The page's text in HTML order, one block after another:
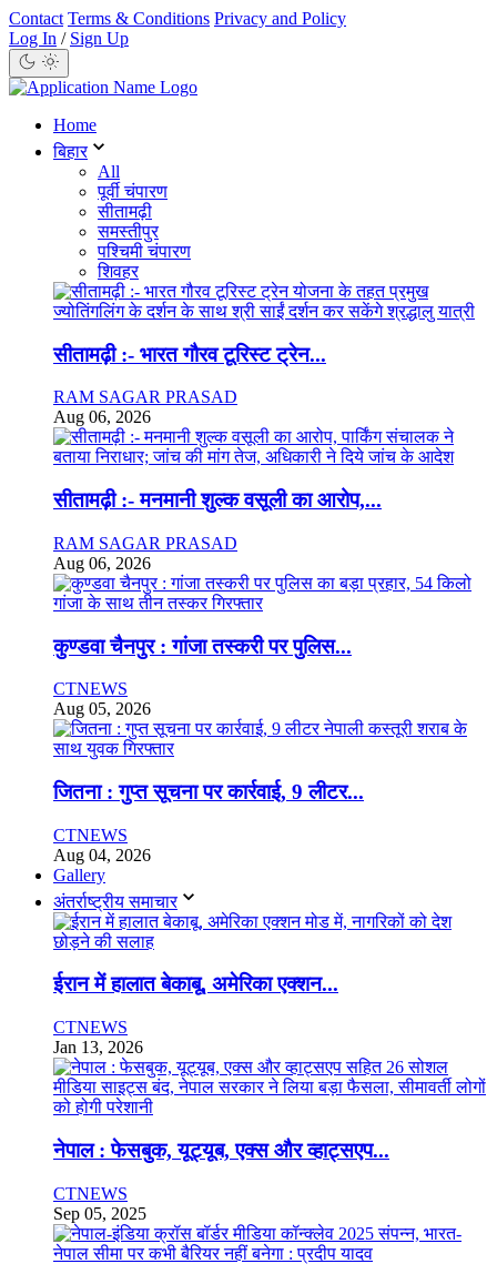
Contact Terms & Conditions Privacy and Policy
Log In / Sign Up
Home
बिहार
All
पूर्वी चंपारण
सीतामढ़ी
समस्तीपुर
पश्चिमी चंपारण
शिवहर
सीतामढ़ी :- भारत गौरव टूरिस्ट ट्रेन...
RAM SAGAR PRASAD
Aug 06, 2026
सीतामढ़ी :- मनमानी शुल्क वसूली का आरोप,...
RAM SAGAR PRASAD
Aug 06, 2026
कुण्डवा चैनपुर : गांजा तस्करी पर पुलिस...
CTNEWS
Aug 05, 2026
जितना : गुप्त सूचना पर कार्रवाई, 9 लीटर...
CTNEWS
Aug 04, 2026
Gallery
अंतर्राष्ट्रीय समाचार
ईरान में हालात बेकाबू, अमेरिका एक्शन...
CTNEWS
Jan 13, 2026
नेपाल : फेसबुक, यूट्यूब, एक्स और व्हाट्सएप...
CTNEWS
Sep 05, 2025